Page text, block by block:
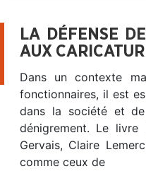
LA DÉFENSE
AUX
Dans un contexte
fonctionnaires, il est
dans la société et
dénigrement. Le
Gervais, Claire
comme ceux de